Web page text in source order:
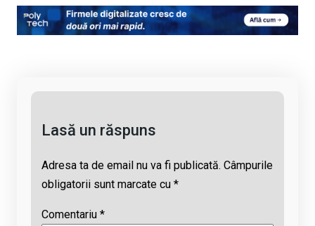
py
Li
ce
b
at
s
e
a
ail
Lasă un răspuns
Adresa ta de email nu va fi publicată. Câmpurile
obligatorii sunt marcate cu *
Comentariu *